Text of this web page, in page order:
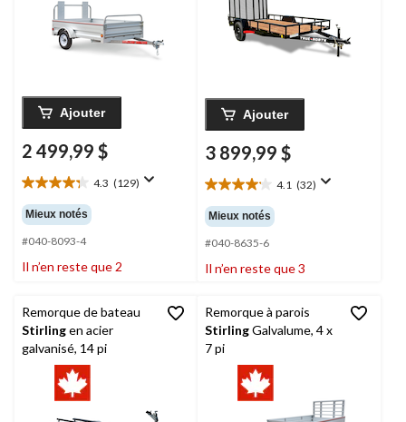
Ajouter
2 499,99 $
4.3 (129)
4.3
étoile(s)
sur
5.
129
évaluations
Mieux notés
#040-8093-4
Il n’en reste que 2
Ajouter
3 899,99 $
4.1 (32)
4.1
étoile(s)
sur
5.
32
évaluations
Mieux notés
#040-8635-6
Il n’en reste que 3
Remorque de bateau
Stirlingen acier
galvanisé, 14 pi
Remorque à parois
StirlingGalvalume, 4 x
7 pi